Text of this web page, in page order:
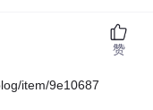
item/9e10687
赞